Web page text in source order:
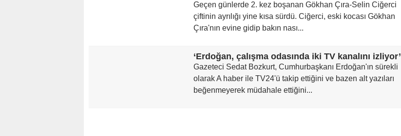
Geçen günlerde 2. kez boşanan Gökhan Çıra-Selin Ciğerci
çiftinin ayrılığı yine kısa sürdü. Ciğerci, eski kocası Gökhan
Çıra'nın evine gidip bakın nası...
‘Erdoğan, çalışma odasında iki TV kanalını izliyor’
Gazeteci Sedat Bozkurt, Cumhurbaşkanı Erdoğan'ın sürekli
olarak A haber ile TV24'ü takip ettiğini ve bazen alt yazıları
beğenmeyerek müdahale ettiğini...